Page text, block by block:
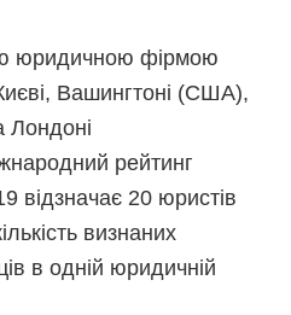
юридичною фірмою
Вашингтоні (США),
Лондоні
рейтинг
відзначає 20 юристів
визнаних
в одній юридичній